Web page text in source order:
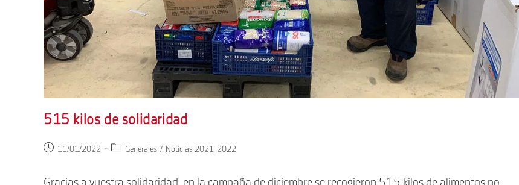
515 kilos de solidaridad
Publicación
11/01/2022
Categoría
Generales / Noticias 2021-2022